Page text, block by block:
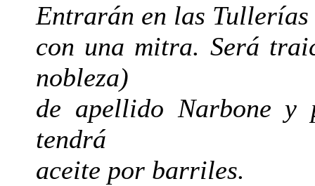
Entrarán en las
con una mitra. Será
nobleza)
de apellido Narbone y
tendrá
aceite por barriles.